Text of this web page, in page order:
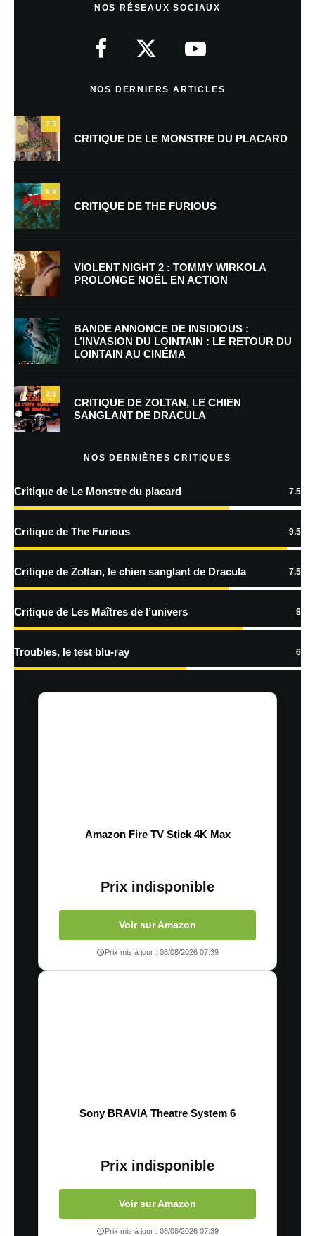
Nom*
E-mail *
Enregistrer mon nom, mon e-mail et mon site dans le navigateur pour
mon prochain commentaire.
Prévenez-moi de tous les nouveaux commentaires par e-mail.
Prévenez-moi de tous les nouveaux articles par e-mail.
En savoir
traitées
NOS RÉSEAUX SOCIAUX
NOS DERNIERS ARTICLES
7.5
CRITIQUE DE LE MONSTRE DU PLACARD
9.5
CRITIQUE DE THE FURIOUS
VIOLENT NIGHT 2 : TOMMY WIRKOLA
PROLONGE NOËL EN ACTION
BANDE ANNONCE DE INSIDIOUS :
L’INVASION DU LOINTAIN : LE RETOUR DU
LOINTAIN AU CINÉMA
7.5
CRITIQUE DE ZOLTAN, LE CHIEN
SANGLANT DE DRACULA
NOS DERNIÈRES CRITIQUES
Critique de Le Monstre du placard 7.5
Critique de The Furious 9.5
Critique de Zoltan, le chien sanglant de Dracula 7.5
Critique de Les Maîtres de l’univers 8
Troubles, le test blu-ray 6
Amazon Fire TV Stick 4K Max
Prix indisponible
Voir sur Amazon
Prix mis à jour : 08/08/2026 07:39
Sony BRAVIA Theatre System 6
Prix indisponible
Voir sur Amazon
Prix mis à jour : 08/08/2026 07:39